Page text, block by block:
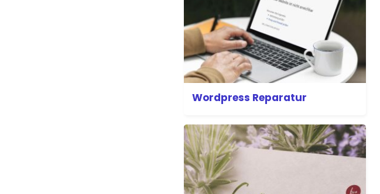
Wordpress Reparatur